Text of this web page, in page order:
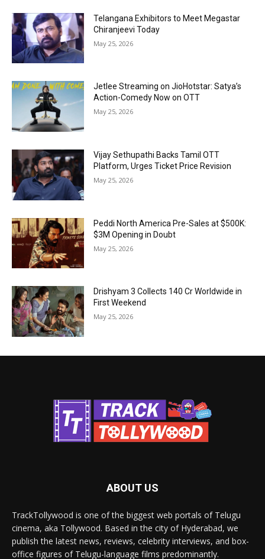
Telangana Exhibitors to Meet Megastar
Chiranjeevi Today
May 25, 2026
Jetlee Streaming on JioHotstar: Satya’s
Action-Comedy Now on OTT
May 25, 2026
Vijay Sethupathi Backs Tamil OTT
Platform, Urges Ticket Price Revision
May 25, 2026
Peddi North America Pre-Sales at $500K:
$3M Opening in Doubt
May 25, 2026
Drishyam 3 Collects ₹140 Cr Worldwide in
First Weekend
May 25, 2026
ABOUT US
TrackTollywood is one of the biggest web portals of Telugu
cinema, aka Tollywood. Based in the city of Hyderabad, we
publish the latest news, reviews, celebrity interviews, and box-
office figures of Telugu-language films predominantly.